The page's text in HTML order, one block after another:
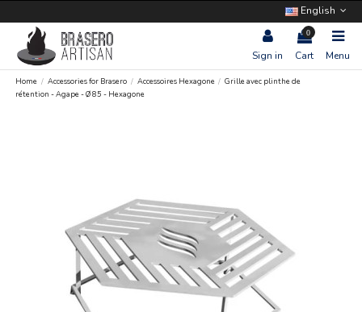
English
Sign in
0
Cart Menu
Home Accessories for Brasero Accessoires Hexagone
Grille avec plinthe de
rétention - Agape - Ø 85 - Hexagone